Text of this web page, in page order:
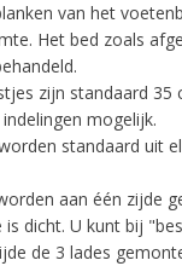
van het
Het bed zoals
zijn standaard 35
mogelijk.
standaard uit
aan één zijde
is dicht. U kunt bij
de 3 lades